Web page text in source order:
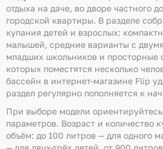
отдыха на даче, во дворе частного
городской квартиры. В разделе
купания детей и взрослых:
малышей, средние варианты с
младших школьников и просторные
которых поместятся несколько
бассейн в интернет-магазине Flip
раздел регулярно пополняется к
При выборе модели
параметров. Возраст и количество
объём: до 100 литров — для одного